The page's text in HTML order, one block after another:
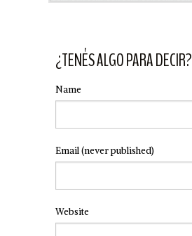
¿TENÉS ALGO PARA DECIR?
Name
Email(never published)
Website